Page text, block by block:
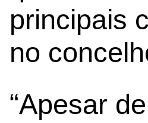
principais
no
“Apesar